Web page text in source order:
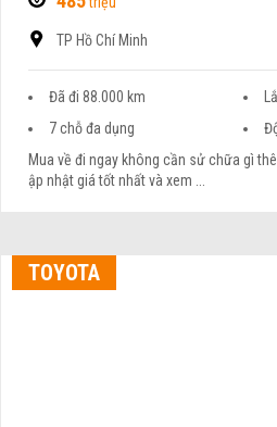
TP Hồ Chí Minh
Đã đi 88.000 km
7 chỗ đa dụng
Mua về đi ngay không cần sử chữa gì
ập nhật giá tốt nhất và xem ...
TOYOTA